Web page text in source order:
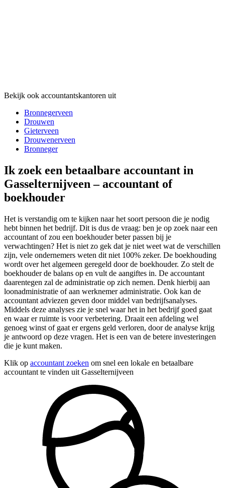
Bekijk ook accountantskantoren uit
Bronnegerveen
Drouwen
Gieterveen
Drouwenerveen
Bronneger
Ik zoek een betaalbare accountant in
Gasselternijveen – accountant of
boekhouder
Het is verstandig om te kijken naar het soort persoon die je nodig
hebt binnen het bedrijf. Dit is dus de vraag: ben je op zoek naar een
accountant of zou een boekhouder beter passen bij je
verwachtingen? Het is niet zo gek dat je niet weet wat de verschillen
zijn, vele ondernemers weten dit niet 100% zeker. De boekhouding
wordt over het algemeen geregeld door de boekhouder. Zo stelt de
boekhouder de balans op en vult de aangiftes in. De accountant
daarentegen zal de administratie op zich nemen. Denk hierbij aan
loonadministratie of aan werknemer administratie. Ook kan de
accountant adviezen geven door middel van bedrijfsanalyses.
Middels deze analyses zie je snel waar het in het bedrijf goed gaat
en waar er ruimte is voor verbetering. Draait een afdeling wel
genoeg winst of gaat er ergens geld verloren, door de analyse krijg
je antwoord op deze vragen. Het is een van de betere investeringen
die je kunt maken.
Klik op accountant zoeken om snel een lokale en betaalbare
accountant te vinden uit Gasselternijveen